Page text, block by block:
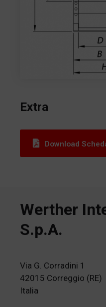
Extra
Download
Werther
S.p.A.
Via G. Corradini 1
42015 Correggio (RE)
Italia